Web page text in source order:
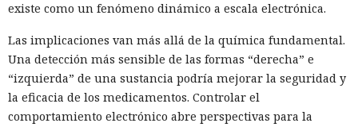
existe como un fenómeno dinámico a escala electrónica.
Las implicaciones van más allá de la química fundamental.
Una detección más sensible de las formas “derecha” e
“izquierda” de una sustancia podría mejorar la seguridad y
la eficacia de los medicamentos. Controlar el
comportamiento electrónico abre perspectivas para la